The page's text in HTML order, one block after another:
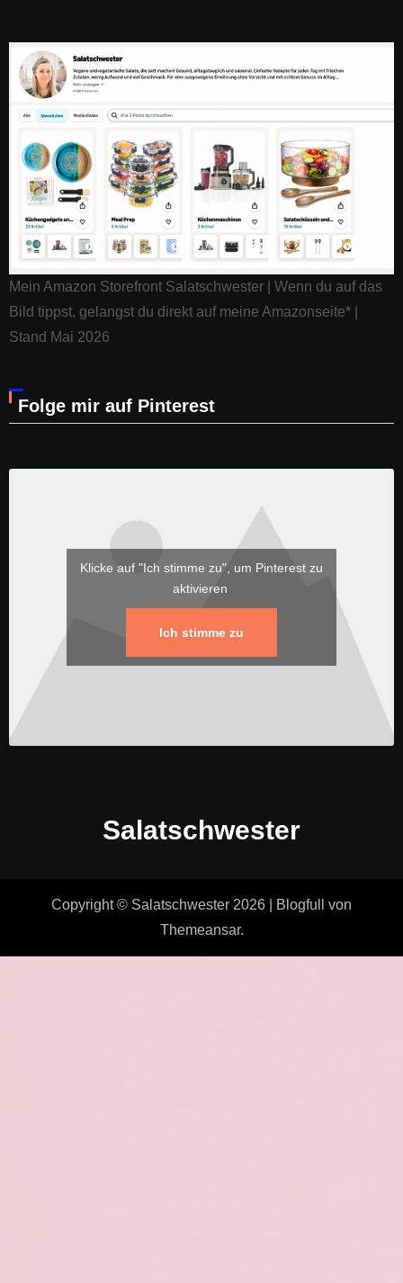
Mein Amazon Storefront Salatschwester | Wenn du auf das
Bild tippst, gelangst du direkt auf meine Amazonseite* |
Stand Mai 2026
Folge mir auf Pinterest
Klicke auf "Ich stimme zu", um Pinterest zu
aktivieren
Ich stimme zu
Salatschwester
Copyright © Salatschwester 2026 Blogfull
von
Themeansar.